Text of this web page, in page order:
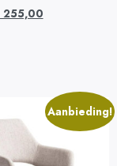
255,00
Aanbieding!